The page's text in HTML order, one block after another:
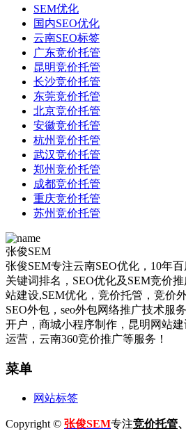
SEM优化
国内SEO优化
云南SEO标签
广东竞价托管
昆明竞价托管
长沙竞价托管
东莞竞价托管
北京竞价托管
安徽竞价托管
杭州竞价托管
武汉竞价托管
郑州竞价托管
成都竞价托管
重庆竞价托管
苏州竞价托管
张俊SEM
张俊SEM专注云南SEO优化，10年
关键词排名，SEO优化及SEM竞价
站建设,SEM优化，竞价托管，竞价
SEO外包，seo外包网络推广技术服
开户，商城小程序制作，昆明网站
运营，云南360竞价推广等服务！
菜单
网站标签
Copyright © 张俊SEM专注竞价托管、